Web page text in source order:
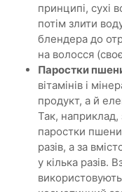
принципі, сухі
потім злити
блендера до
на волосся
Паростки
вітамінів і
продукт, а й
Так, наприклад,
паростки
разів, а за
у кілька разів.